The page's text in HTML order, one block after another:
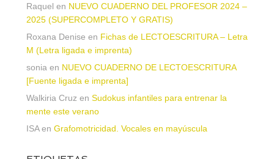
Raquel en NUEVO CUADERNO DEL PROFESOR 2024 –
2025 (SUPERCOMPLETO Y GRATIS)
Roxana Denise en Fichas de LECTOESCRITURA – Letra
M (Letra ligada e imprenta)
sonia en NUEVO CUADERNO DE LECTOESCRITURA
[Fuente ligada e imprenta]
Walkiria Cruz en Sudokus infantiles para entrenar la
mente este verano
ISAen Grafomotricidad. Vocales en mayúscula